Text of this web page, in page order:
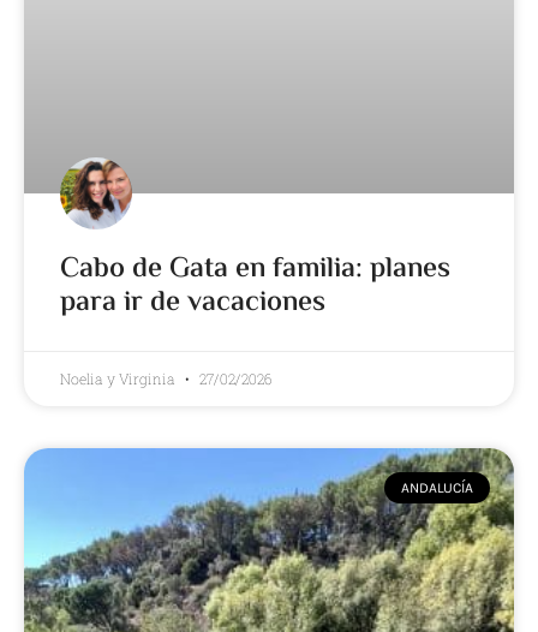
Cabo de Gata en familia: planes
para ir de vacaciones
Noelia y Virginia 27/02/2026
ANDALUCÍA